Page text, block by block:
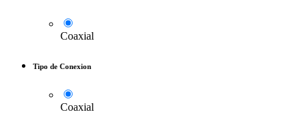
Coaxial
Tipo de Conexion
Coaxial